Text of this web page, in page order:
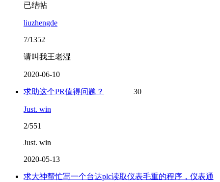
已结帖
liuzhengde
7/1352
请叫我王老湿
2020-06-10
求助这个PR值得问题？ 30
Just. win
2/551
Just. win
2020-05-13
求大神帮忙写一个台达plc读取仪表毛重的程序，仪表通